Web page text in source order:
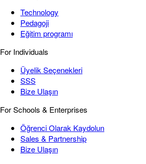
Technology
Pedagoji
Eğitim programı
For Individuals
Üyelik Seçenekleri
SSS
Bize Ulaşın
For Schools & Enterprises
Öğrenci Olarak Kaydolun
Sales & Partnership
Bize Ulaşın